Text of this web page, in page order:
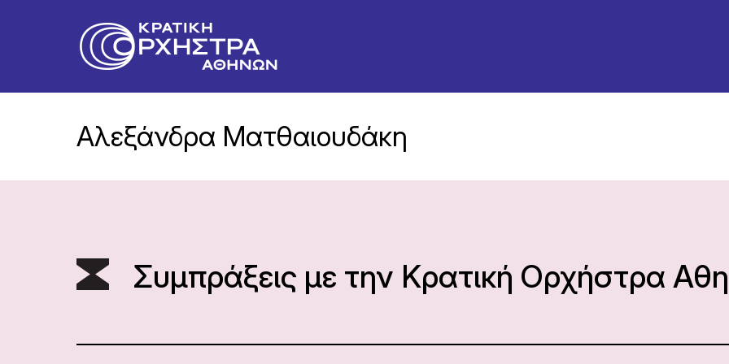
Αλεξάνδρα Ματθαιουδάκη
Συμπράξεις με την Κρατική Ορχήστρα